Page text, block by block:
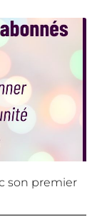
son premier